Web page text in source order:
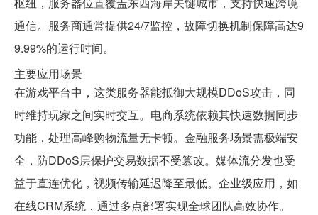
通信。服务商通常提供24/7监控，故障切换机制保障高达9
9.99%的运行时间。
主要应用场景
在游戏平台中，这类服务器能抵御大规模DDoS攻击，同
时维持玩家之间实时交互。电商系统依赖其快速数据同步
功能，处理高峰购物流量无卡顿。金融服务场景需极端安
全，防DDoS层保护交易数据不受篡改。媒体流分发也受
益于直连优化，视频传输延迟降至最低。企业级应用，如
在线CRM系统，通过多点部署实现全球团队高效协作。